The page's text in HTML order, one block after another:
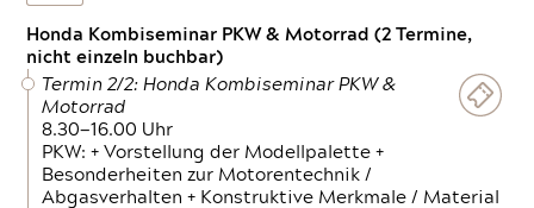
Honda Kombiseminar PKW & Motorrad (2 Termine,
nicht einzeln buchbar)
Termin 2/2: Honda Kombiseminar PKW &
Motorrad
8.30—16.00 Uhr
PKW: + Vorstellung der Modellpalette +
Besonderheiten zur Motorentechnik /
Abgasverhalten + Konstruktive Merkmale / Material